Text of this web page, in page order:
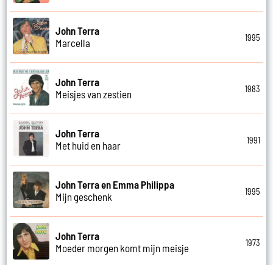
John Terra
Marcella
1995
John Terra
Meisjes van zestien
1983
John Terra
Met huid en haar
1991
John Terra en Emma Philippa
Mijn geschenk
1995
John Terra
Moeder morgen komt mijn meisje
1973